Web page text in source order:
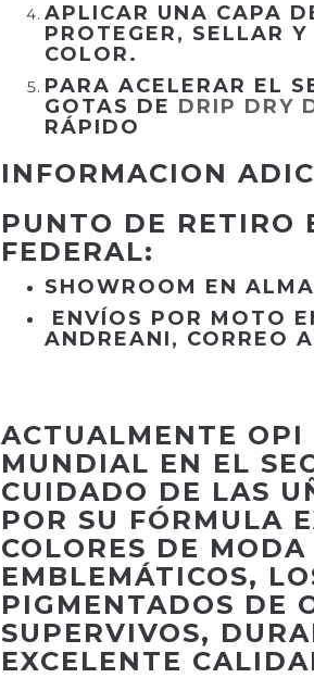
APLICAR UNA CAPA
PROTEGER, SELLAR
COLOR.
PARA ACELERAR EL
GOTAS DE DRIP DRY
RÁPIDO
INFORMACION
PUNTO DE RETIRO
FEDERAL:
SHOWROOM EN
ENVÍOS POR MOTO
ANDREANI, CORREO
ACTUALMENTE OPI
MUNDIAL EN EL
CUIDADO DE LAS
POR SU FÓRMULA
COLORES DE
EMBLEMÁTICOS,
PIGMENTADOS DE
SUPERVIVOS,
EXCELENTE